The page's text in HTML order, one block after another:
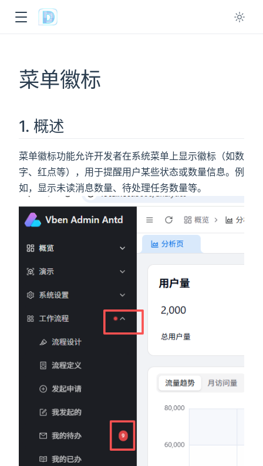
菜单徽标
1. 概述
菜单徽标功能允许开发者在系统菜单上显示徽标（如数
字、红点等），用于提醒用户某些状态或数量信息。例
如，显示未读消息数量、待处理任务数量等。